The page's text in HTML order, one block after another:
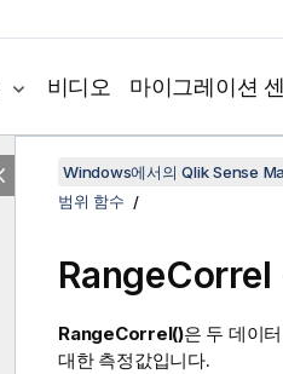
비디오 마이그레이션
Windows에서의 Qlik Sense
범위 함수
RangeCorrel
RangeCorrel()은 두 데이
대한 측정값입니다.